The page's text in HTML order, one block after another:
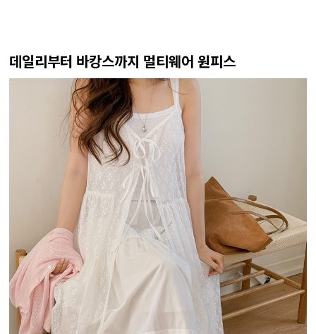
데일리부터 바캉스까지 멀티웨어 원피스